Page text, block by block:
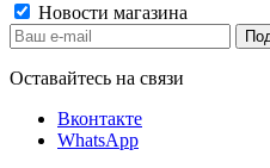
Новости магазина
Оставайтесь на связи
Вконтакте
WhatsApp